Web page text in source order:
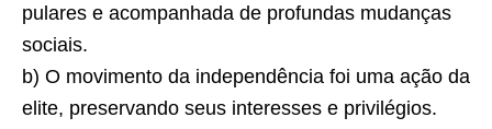
pulares e acompanhada de profundas mudanças
sociais.
b) O movimento da independência foi uma ação da
elite, preservando seus interesses e privilégios.